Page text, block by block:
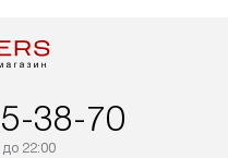
38-70
22:00